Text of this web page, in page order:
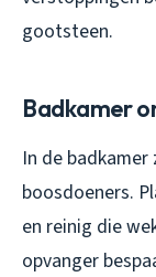
gootsteen.
Badkamer
In de
boosdoeners.
en reinig die
opvanger